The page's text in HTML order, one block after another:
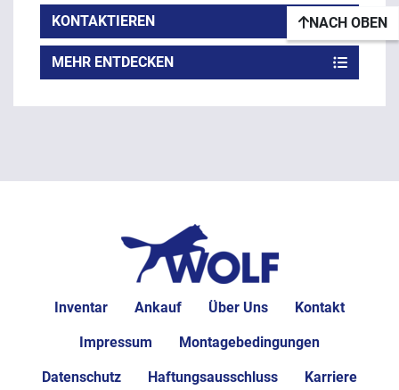
KONTAKTIEREN
MEHR ENTDECKEN
NACH OBEN
Inventar Ankauf Über Uns Kontakt
Impressum Montagebedingungen
Datenschutz Haftungsausschluss Karriere